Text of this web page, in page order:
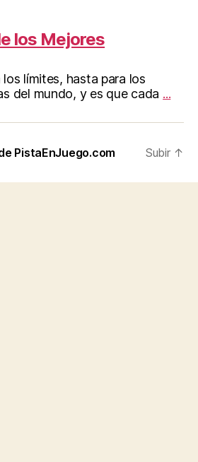
los Mejores
límites, hasta para los
del mundo, y es que cada ...
PistaEnJuego.com Subir ↑